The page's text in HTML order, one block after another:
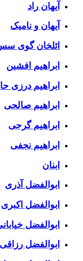
آیهان راد
آیهان و نامیک
ائلخان گوی سس
ابراهیم افشین
ابراهیم درزی حاجی
ابراهیم صالحی
ابراهیم گرجی
ابراهیم نجفی
ابنان
ابوالفضل آذری
ابوالفضل اکبری
ابوالفضل خیابانی
ابوالفضل رزاقی